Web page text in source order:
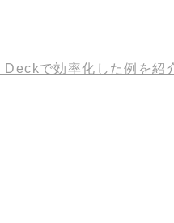
で効率化した例を紹